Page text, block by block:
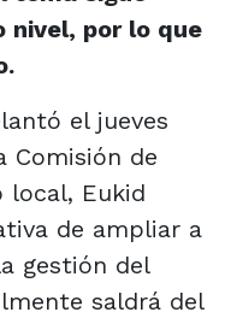
nivel, por lo que
el jueves
Comisión de
local, Eukid
de ampliar a
gestión del
saldrá del